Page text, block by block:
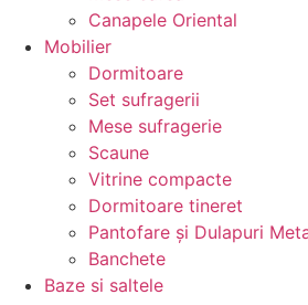
Canapele Oriental
Mobilier
Dormitoare
Set sufragerii
Mese sufragerie
Scaune
Vitrine compacte
Dormitoare tineret
Pantofare și Dulapuri
Banchete
Baze si saltele